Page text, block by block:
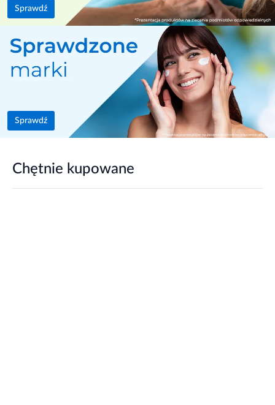
Sprawdź
Sprawdź
Chętnie kupowane